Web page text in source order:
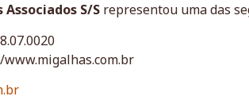
S/S representou uma das